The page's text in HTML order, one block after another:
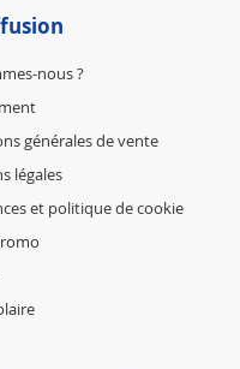
nous ?
générales de vente
légales
et politique de cookie